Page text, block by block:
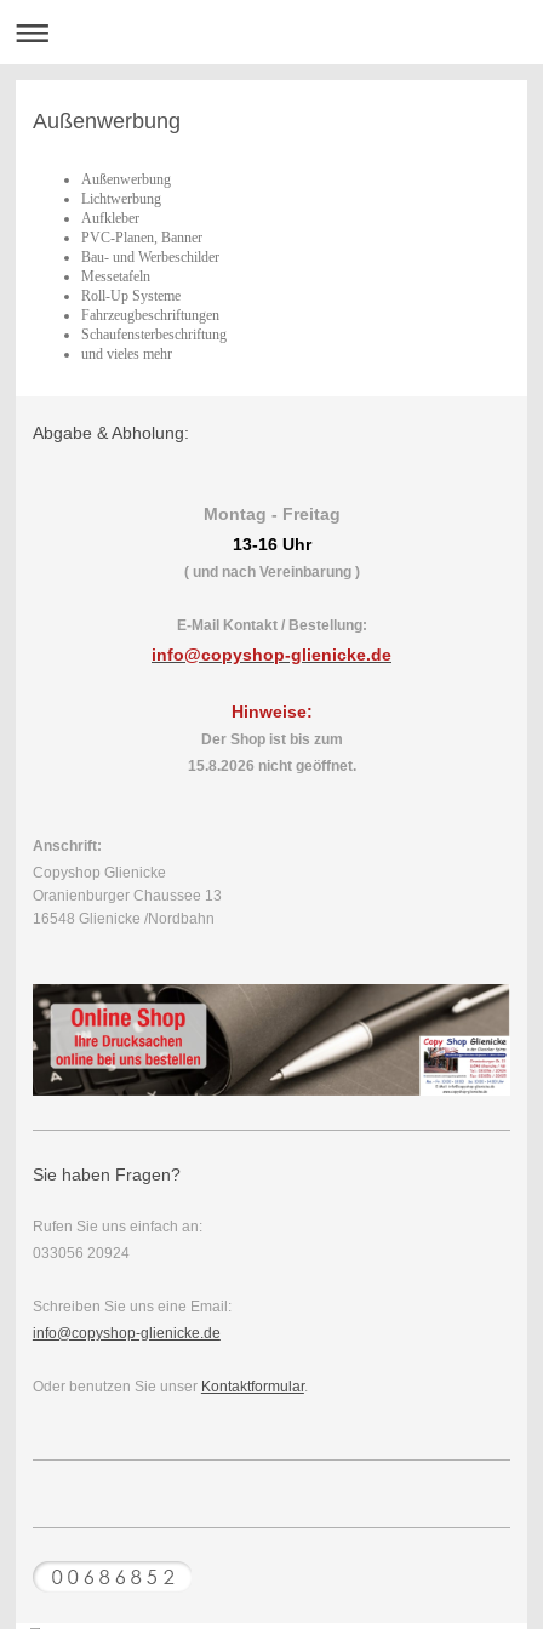
Außenwerbung
Außenwerbung
Lichtwerbung
Aufkleber
PVC-Planen, Banner
Bau- und Werbeschilder
Messetafeln
Roll-Up Systeme
Fahrzeugbeschriftungen
Schaufensterbeschriftung
und vieles mehr
Abgabe & Abholung:
Montag - Freitag
13-16 Uhr
( und nach Vereinbarung )
E-Mail Kontakt / Bestellung:
info@copyshop-glienicke.de
Hinweise:
Der Shop ist bis zum
15.8.2026 nicht geöffnet.
Anschrift:
Copyshop Glienicke
Oranienburger Chaussee 13
16548 Glienicke /Nordbahn
Sie haben Fragen?
Rufen Sie uns einfach an:
033056 20924
Schreiben Sie uns eine Email:
info@copyshop-glienicke.de
Oder benutzen Sie unser Kontaktformular.